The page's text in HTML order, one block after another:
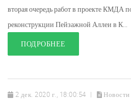
вторая очередь работ в проекте КМДА
реконструкции Пейзажной Аллеи в К...
ПОДРОБНЕЕ
2 дек. 2020 г., 18:00:54 Новости